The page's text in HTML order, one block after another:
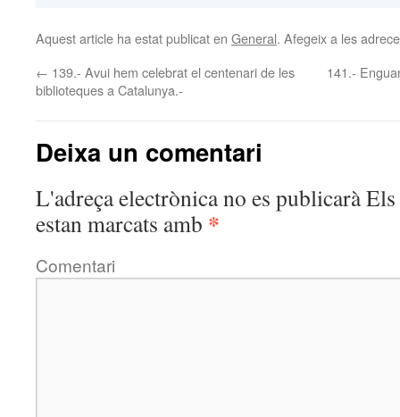
Aquest article ha estat publicat en General. Afegeix a les
← 139.- Avui hem celebrat el centenari de les
biblioteques a Catalunya.-
141.-
Deixa un comentari
L'adreça electrònica no es publicaràEls
estan marcats amb *
Comentari